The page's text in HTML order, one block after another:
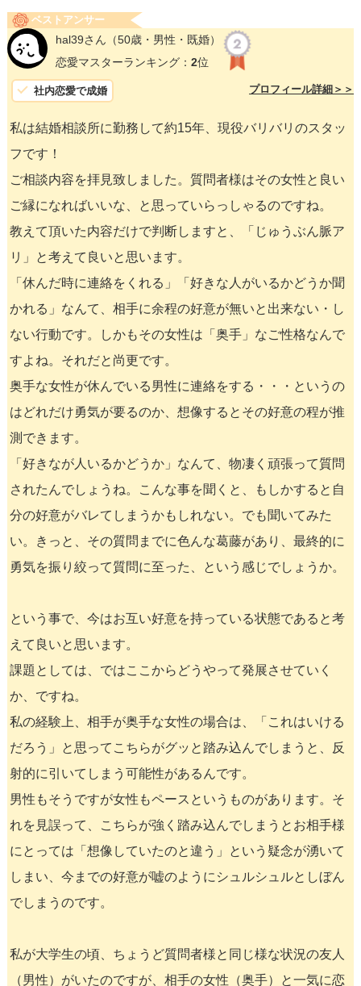
ベストアンサー
hal39さん （50歳・男性・既婚）
恋愛マスターランキング： 2位
社内恋愛で成婚 プロフィール詳細＞＞
私は結婚相談所に勤務して約15年、現役バリバリのスタッ
フです！
ご相談内容を拝見致しました。質問者様はその女性と良い
ご縁になればいいな、と思っていらっしゃるのですね。
教えて頂いた内容だけで判断しますと、「じゅうぶん脈ア
リ」と考えて良いと思います。
「休んだ時に連絡をくれる」「好きな人がいるかどうか聞
かれる」なんて、相手に余程の好意が無いと出来ない・し
ない行動です。しかもその女性は「奥手」なご性格なんで
すよね。それだと尚更です。
奥手な女性が休んでいる男性に連絡をする・・・というの
はどれだけ勇気が要るのか、想像するとその好意の程が推
測できます。
「好きなが人いるかどうか」なんて、物凄く頑張って質問
されたんでしょうね。こんな事を聞くと、もしかすると自
分の好意がバレてしまうかもしれない。でも聞いてみた
い。きっと、その質問までに色んな葛藤があり、最終的に
勇気を振り絞って質問に至った、という感じでしょうか。
という事で、今はお互い好意を持っている状態であると考
えて良いと思います。
課題としては、ではここからどうやって発展させていく
か、ですね。
私の経験上、相手が奥手な女性の場合は、「これはいける
だろう」と思ってこちらがグッと踏み込んでしまうと、反
射的に引いてしまう可能性があるんです。
男性もそうですが女性もペースというものがあります。そ
れを見誤って、こちらが強く踏み込んでしまうとお相手様
にとっては「想像していたのと違う」という疑念が湧いて
しまい、今までの好意が嘘のようにシュルシュルとしぼん
でしまうのです。
私が大学生の頃、ちょうど質問者様と同じ様な状況の友人
（男性）がいたのですが、相手の女性（奥手）と一気に恋